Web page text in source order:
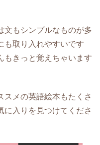
文もシンプルなものが多
も取り入れやすいです
もきっと覚えちゃいます
スメの英語絵本もたくさ
に入りを見つけてくださ